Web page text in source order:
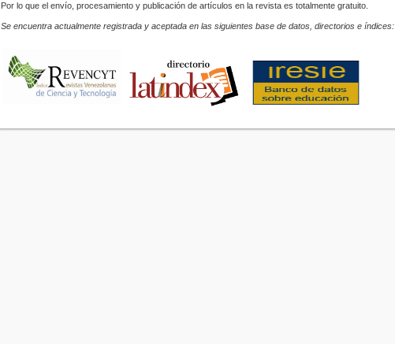
Por lo que el envío, procesamiento y publicación de artículos en la revista es totalmente gratuito.
Se encuentra actualmente registrada y aceptada en las siguientes base de datos, directorios e índices: